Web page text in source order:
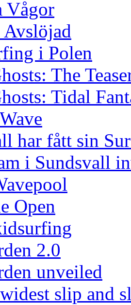
Vågor
i Polen
The
Tidal
har fått sin
i Sundsvall
Open
2.0
unveiled
slip and